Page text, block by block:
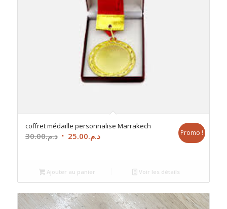
coffret médaille personnalise Marrakech
د.م.30.00
Le
était :
د.م.30.00.
د.م.25.00
Le
د.م.25.00.
Promo !
Ajouter au panier Voir les détails